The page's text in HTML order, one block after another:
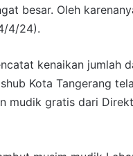
besar. Oleh
4/24).
kenaikan jumlah
Kota Tangerang
mudik gratis dari